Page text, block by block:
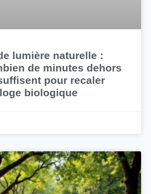
lumière naturelle :
de minutes dehors
pour recaler
biologique